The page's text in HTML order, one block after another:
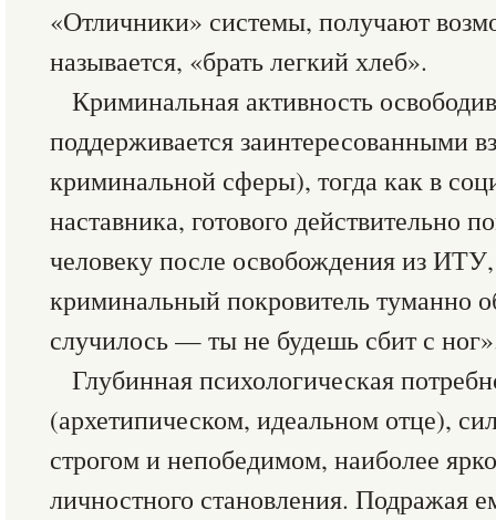
«Отличники» системы, получают
называется, «брать легкий хлеб».
Криминальная активность
поддерживается заинтересованными
криминальной сферы), тогда как в
наставника, готового действительно
человеку после освобождения из
криминальный покровитель туманно
случилось — ты не будешь сбит с
Глубинная психологическая
(архетипическом, идеальном отце),
строгом и непобедимом, наиболее
личностного становления. Подражая